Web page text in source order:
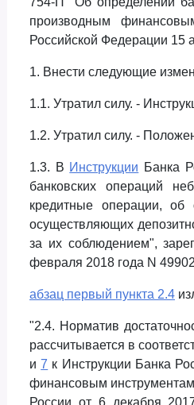
производным
Российской Федерации 15
1. Внести следующие
1.1. Утратил силу. -
1.2. Утратил силу. -
1.3. В Инструкции Банка
банковских операций
кредитные операции, об
осуществляющих
за их соблюдением",
февраля 2018 года N
абзац первый пункта 2.4
"2.4. Норматив
рассчитывается в
и7 к Инструкции Банка
финансовым инструментам
России от 6 декабря